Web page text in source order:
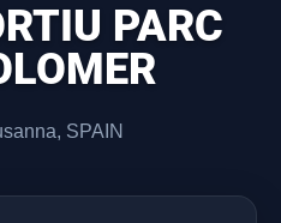
PARC
SPAIN